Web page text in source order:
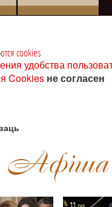
cookies
удобства
Cookies не согласен